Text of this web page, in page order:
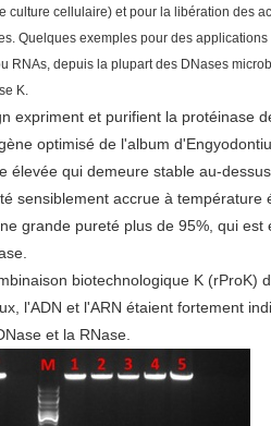
culture cellulaire) et pour la libération des
Quelques exemples pour des
RNAs, depuis la plupart des DNases
K.
expriment et purifient la protéinase
optimisé de l'album
élevée qui demeure stable au-
sensiblement accrue à température
grande pureté plus de 95%, qui
biotechnologique K (rProK)
l'ADN et l'ARN étaient fortement
et la RNase.